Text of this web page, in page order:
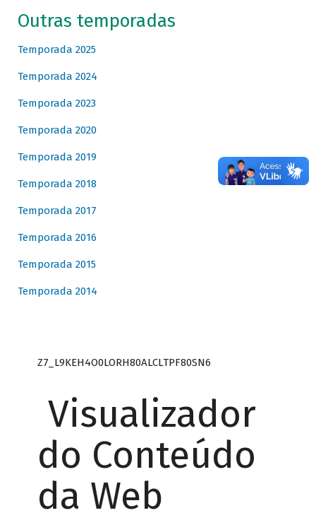
Outras temporadas
Temporada 2025
Temporada 2024
Temporada 2023
Temporada 2020
Temporada 2019
Temporada 2018
Temporada 2017
Temporada 2016
Temporada 2015
Temporada 2014
Z7_L9KEH4O0LORH80ALCLTPF80SN6
Visualizador
do Conteúdo
da Web